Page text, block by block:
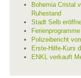
Bohemia Cristal
Ruhestand
Stadt Selb
Polizeibericht
Erste-Hilfe-Kurs
ENKL verkauft